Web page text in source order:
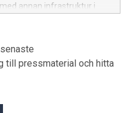
annan infrastruktur i
till pressmaterial och hitta